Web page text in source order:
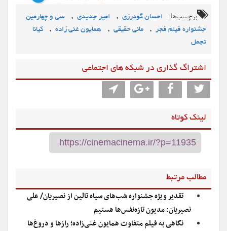
برچسب‌ها: احسان گودرزی , امیر جدیدی ,
سی و چهارمین
جشنواره فیلم فجر
, مانی حقیقی , همایون غنی زاده ,
کیانا
تجمل
اشتراگ گذاری در شبکه های اجتماعی
لینک کوتاه
مطالب مرتبط
تقدیر ویژه جشنواره شب‌های سیاه تالین از نصیریان/ علی
نصیریان: مدیون تازه‌نفس‌ها هستیم
نگاهی به فیلم متفاوت همایون غنی‌زاده؛ رازها و دروغ‌ها